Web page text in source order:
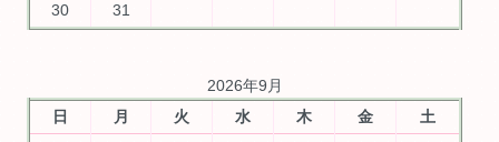
30
31
2026年9月
日
月 火 水 木 金
土